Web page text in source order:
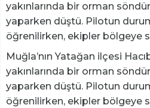
yakınlarında bir orman
yaparken düştü. Pilotun
öğrenilirken, ekipler bölgeye
Muğla’nın Yatağan ilçesi
yakınlarında bir orman
yaparken düştü. Pilotun
öğrenilirken, ekipler bölgeye